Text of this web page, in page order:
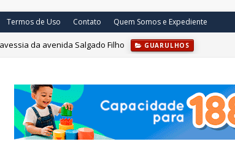
Termos de Uso Contato Quem Somos e Expediente
abre inscrições BRASIL